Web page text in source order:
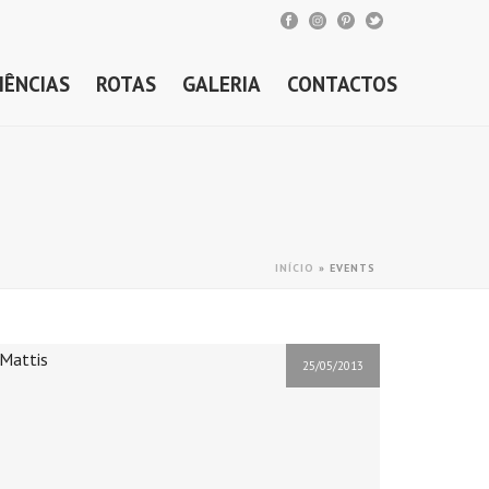
ROTAS GALERIA CONTACTOS
INÍCIO » EVENTS
25/05/2013